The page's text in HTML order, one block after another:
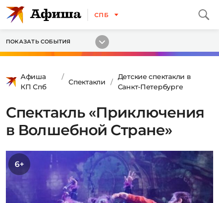
СПБ
ПОКАЗАТЬ СОБЫТИЯ
Афиша
КП Спб
Спектакли
Детские спектакли в
Санкт-Петербурге
Спектакль «Приключения
в Волшебной Стране»
6+